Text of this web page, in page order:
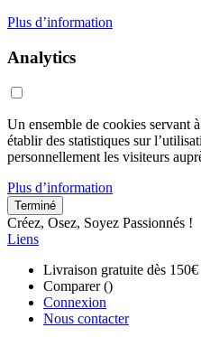
Plus d’information
Analytics
Un ensemble de cookies servant
établir des statistiques sur
personnellement les visiteurs
Plus d’information
Terminé
Créez, Osez, Soyez Passionnés !
Liens
Livraison gratuite dès 150€
Comparer ()
Connexion
Nous contacter